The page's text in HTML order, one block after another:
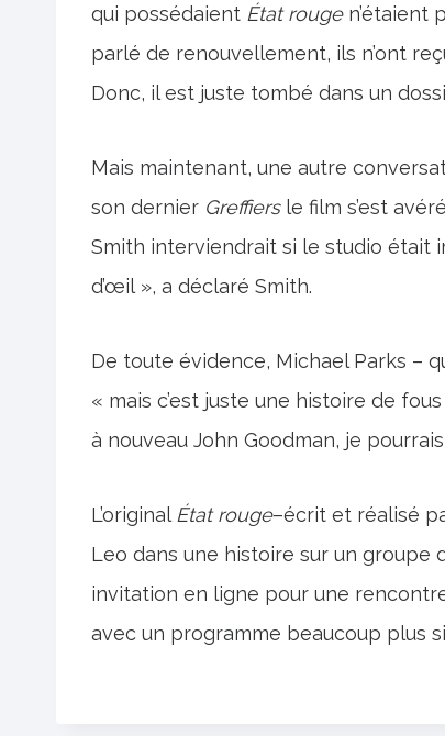
qui possédaient État rougen’étaient
parlé de renouvellement, ils n’ont
Donc, il est juste tombé dans un
Mais maintenant, une autre
son dernier Greffiersle film s’est
Smith interviendrait si le studio était
d’œil », a déclaré Smith.
De toute évidence, Michael Parks –
« mais c’est juste une histoire de
à nouveau John Goodman, je
L’original État rouge–écrit et réalisé
Leo dans une histoire sur un groupe
invitation en ligne pour une
avec un programme beaucoup plus